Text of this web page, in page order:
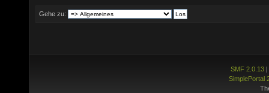
Gehe zu:
SMF 2.0.13|
SimplePortal